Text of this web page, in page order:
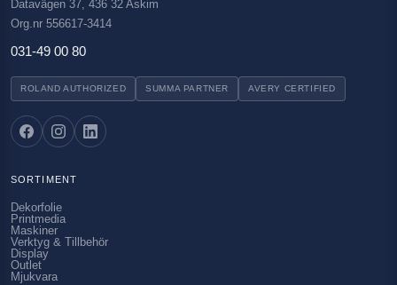
Datavägen 37, 436 32 Askim
Org.nr 556617-3414
031-49 00 80
ROLAND AUTHORIZED SUMMA PARTNER AVERY CERTIFIED
SORTIMENT
Dekorfolie
Printmedia
Maskiner
Verktyg & Tillbehör
Display
Outlet
Mjukvara